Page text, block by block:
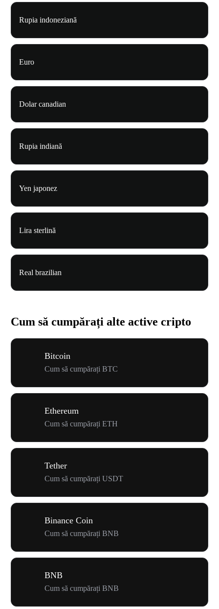
Rupia indoneziană
Euro
Dolar canadian
Rupia indiană
Yen japonez
Lira sterlină
Real brazilian
Cum să cumpărați alte active cripto
Bitcoin
Cum să cumpărați BTC
Ethereum
Cum să cumpărați ETH
Tether
Cum să cumpărați USDT
Binance Coin
Cum să cumpărați BNB
BNB
Cum să cumpărați BNB